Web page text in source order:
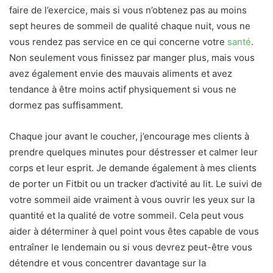
faire de l’exercice, mais si vous n’obtenez pas au moins
sept heures de sommeil de qualité chaque nuit, vous ne
vous rendez pas service en ce qui concerne votre santé.
Non seulement vous finissez par manger plus, mais vous
avez également envie des mauvais aliments et avez
tendance à être moins actif physiquement si vous ne
dormez pas suffisamment.
Chaque jour avant le coucher, j’encourage mes clients à
prendre quelques minutes pour déstresser et calmer leur
corps et leur esprit. Je demande également à mes clients
de porter un Fitbit ou un tracker d’activité au lit. Le suivi de
votre sommeil aide vraiment à vous ouvrir les yeux sur la
quantité et la qualité de votre sommeil. Cela peut vous
aider à déterminer à quel point vous êtes capable de vous
entraîner le lendemain ou si vous devrez peut-être vous
détendre et vous concentrer davantage sur la